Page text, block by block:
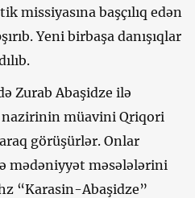
missiyasına başçılıq edən
Yeni birbaşa danışıqlar
Zurab Abaşidze ilə
nazirinin müavini Qriqori
görüşürlər. Onlar
mədəniyyət məsələlərini
“Karasin-Abaşidze”